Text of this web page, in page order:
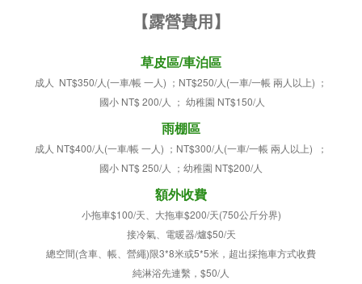
【露營費用】
草皮區/車泊區
成人 NT$350/人(一車/帳 一人) ；NT$250/人(一車/一帳 兩人以上) ；
國小 NT$ 200/人 ； 幼稚園 NT$150/人
雨棚區
成人 NT$400/人(一車/帳 一人) ； NT$300/人(一車/一帳 兩人以上) ；
國小 NT$ 250/人 ；幼稚園 NT$200/人
額外收費
小拖車$100/天、大拖車$200/天(750公斤分界)
接冷氣、電暖器/爐$50/天
總空間(含車、帳、營繩)限3*8米或5*5米，超出採拖車方式收費
純淋浴先連繫，$50/人